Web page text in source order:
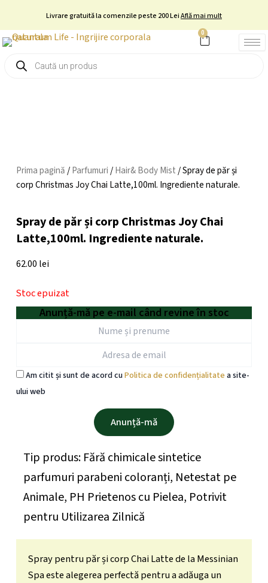
content
Livrare gratuită la comenzile peste 200 LeiAflă mai mult
0
search
Prima pagină/Parfumuri/Hair& Body Mist/ Spray de păr și
corp Christmas Joy Chai Latte,100ml. Ingrediente naturale.
Spray de păr și corp Christmas Joy Chai
Latte,100ml. Ingrediente naturale.
62.00 lei
Stoc epuizat
Anunță-mă pe e-mail când revine în stoc
Am citit și sunt de acord cuPolitica de confidențialitate a site-
ului web
Tip produs: Fără chimicale sintetice
parfumuri parabeni coloranți, Netestat pe
Animale, PH Prietenos cu Pielea, Potrivit
pentru Utilizarea Zilnică
Spray pentru păr și corp Chai Latte de la Messinian
Spa este alegerea perfectă pentru a adăuga un